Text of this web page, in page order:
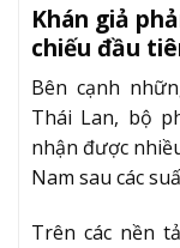
Khán giả
chiếu đầu
Bên cạnh
Thái Lan, bộ
nhận được
Nam sau các
Trên các nền